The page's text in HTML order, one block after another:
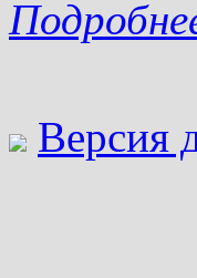
Версия